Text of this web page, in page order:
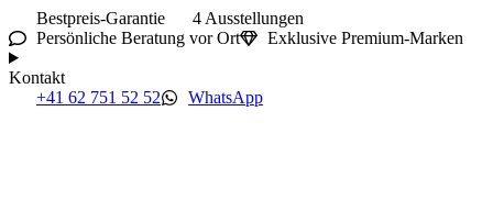
Bestpreis-Garantie
4 Ausstellungen
Persönliche Beratung vor Ort
Exklusive Premium-Marken
Kontakt
+41 62 751 52 52
WhatsApp